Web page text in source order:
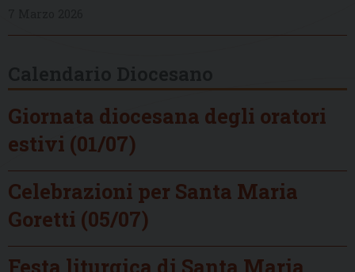
Giornata diocesana degli oratori
estivi (01/07)
Celebrazioni per Santa Maria
Goretti (05/07)
Festa liturgica di Santa Maria